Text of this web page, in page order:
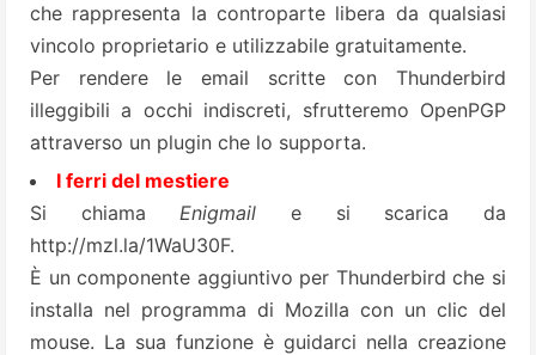
che rappresenta la controparte libera da qualsiasi
vincolo proprietario e utilizzabile gratuitamente.
Per rendere le email scritte con Thunderbird
illeggibili a occhi indiscreti, sfrutteremo OpenPGP
attraverso un plugin che lo supporta.
I ferri del mestiere
Si chiamaEnigmail e si scarica da
http://mzl.la/1WaU30F.
È un componente aggiuntivo per Thunderbird che si
installa nel programma di Mozilla con un clic del
mouse. La sua funzione è guidarci nella creazione